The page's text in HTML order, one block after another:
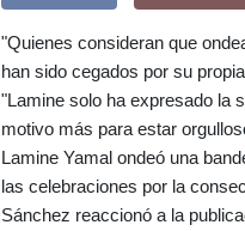
"Quienes consideran que
han sido cegados por su
"Lamine solo ha expresado la
motivo más para estar
Lamine Yamal ondeó una
las celebraciones por la
Sánchez reaccionó a la